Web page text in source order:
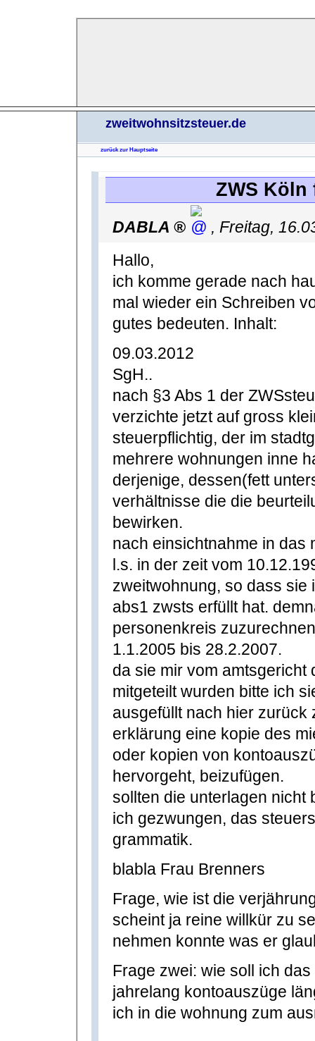
zweitwohnsitzsteuer.de
zurück zur Hauptseite
ZWS Köln
DABLA , Freitag,
Hallo,
ich komme gerade nach
mal wieder ein Schreiben
gutes bedeuten. Inhalt:
09.03.2012
SgH..
nach §3 Abs 1 der
verzichte jetzt auf gross
steuerpflichtig, der im
mehrere wohnungen inne
derjenige, dessen(fett
verhältnisse die die
bewirken.
nach einsichtnahme in das
l.s. in der zeit vom
zweitwohnung, so dass
abs1 zwsts erfüllt hat.
personenkreis
1.1.2005 bis 28.2.2007.
da sie mir vom
mitgeteilt wurden bitte ich
ausgefüllt nach hier zurück
erklärung eine kopie des
oder kopien von
hervorgeht, beizufügen.
sollten die unterlagen nicht
ich gezwungen, das
grammatik.
blabla Frau Brenners
Frage, wie ist die
scheint ja reine willkür zu
nehmen konnte was er
Frage zwei: wie soll ich
jahrelang kontoauszüge
ich in die wohnung zum